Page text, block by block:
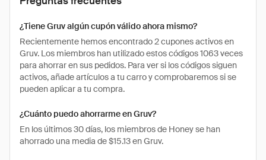
¿Tiene Gruv algún cupón válido ahora mismo?
Recientemente hemos encontrado 2 cupones activos en
Gruv. Los miembros han utilizado estos códigos 1063 veces
para ahorrar en sus pedidos. Para ver si los códigos siguen
activos, añade artículos a tu carro y comprobaremos si se
pueden aplicar a tu compra.
¿Cuánto puedo ahorrarme en Gruv?
En los últimos 30 días, los miembros de Honey se han
ahorrado una media de $15.13 en Gruv.